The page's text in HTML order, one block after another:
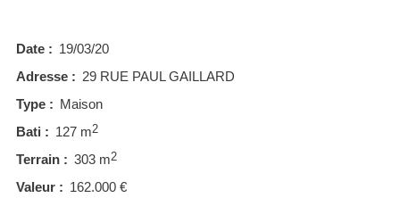
Date : 19/03/20
Adresse : 29 RUE PAUL GAILLARD
Type : Maison
Bati : 127 m2
Terrain : 303 m2
Valeur : 162.000 €